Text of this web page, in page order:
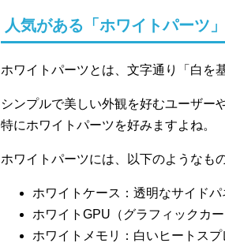
人気がある「ホワイトパーツ」
ホワイトパーツとは、文字通り「白を
シンプルで美しい外観を好むユーザー
特にホワイトパーツを好みますよね。
ホワイトパーツには、以下のようなも
ホワイトケース：透明なサイド
ホワイトGPU（グラフィックカ
ホワイトメモリ：白いヒートス